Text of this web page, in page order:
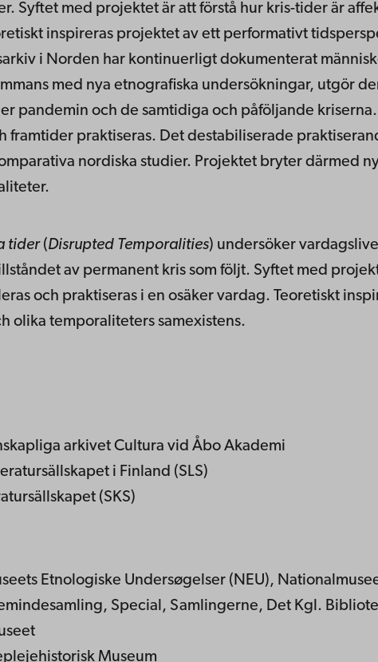
Syftet med projektet är att förstå hur kris-tider är
inspireras projektet av ett performativt
i Norden har kontinuerligt dokumenterat
med nya etnografiska undersökningar, utgör
pandemin och de samtidiga och påföljande
framtider praktiseras. Det destabiliserade
nordiska studier. Projektet bryter därmed
tider(Disrupted Temporalities) undersöker
av permanent kris som följt. Syftet med
och praktiseras i en osäker vardag. Teoretiskt
olika temporaliteters samexistens.
arkivet Cultura vid Åbo Akademi
i Finland (SLS)
(SKS)
Etnologiske Undersøgelser (NEU),
Special, Samlingerne, Det Kgl.
Museum